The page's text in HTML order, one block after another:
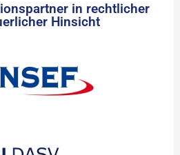
in rechtlicher
Hinsicht